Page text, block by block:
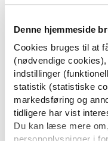
Denne hjemmeside
Cookies bruges til at
(nødvendige
indstillinger
statistik (statistiske
markedsføring og
tidligere har vist
Du kan læse mere
‘fordi’,‘og’,‘så’,‘men’
I tekst nr. 1 (uden
at afgøre, hvordan
forståeligt hele. Hvis
begreberne i
sværere at forstå
Du kan også skabe